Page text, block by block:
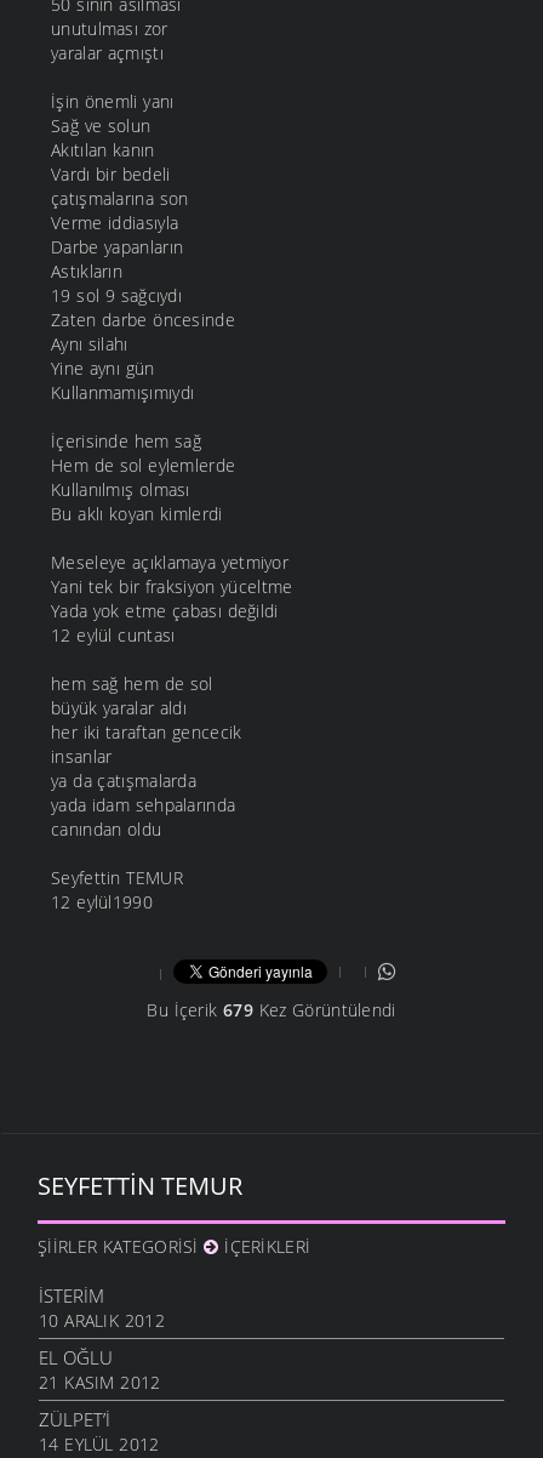
unutulması zor
yaralar açmıştı
İşin önemli yanı
Sağ ve solun
Akıtılan kanın
Vardı bir bedeli
çatışmalarına son
Verme iddiasıyla
Darbe yapanların
Astıkların
19 sol 9 sağcıydı
Zaten darbe öncesinde
Aynı silahı
Yine aynı gün
Kullanmamışımıydı
İçerisinde hem sağ
Hem de sol eylemlerde
Kullanılmış olması
Bu aklı koyan kimlerdi
Meseleye açıklamaya yetmiyor
Yani tek bir fraksiyon yüceltme
Yada yok etme çabası değildi
12 eylül cuntası
hem sağ hem de sol
büyük yaralar aldı
her iki taraftan gencecik
insanlar
ya da çatışmalarda
yada idam sehpalarında
canından oldu
Seyfettin TEMUR
12 eylül1990
Bu İçerik 679Kez Görüntülendi
SEYFETTIN TEMUR
ŞIIRLER KATEGORISI İÇERIKLERI
İSTERIM
10 ARALIK 2012
EL OĞLU
21 KASIM 2012
ZÜLPET’I
14 EYLÜL 2012